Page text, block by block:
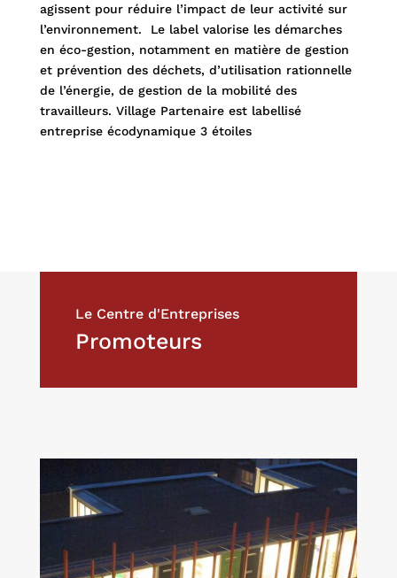
agissent pour réduire l’impact de leur activité sur
l’environnement. Le label valorise les démarches
en éco-gestion, notamment en matière de gestion
et prévention des déchets, d’utilisation rationnelle
de l’énergie, de gestion de la mobilité des
travailleurs. Village Partenaire est labellisé
entreprise écodynamique 3 étoiles
Le Centre d'Entreprises
Promoteurs